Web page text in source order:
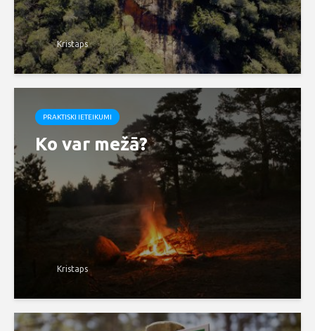
Kristaps
PRAKTISKI IETEIKUMI
Ko var mežā?
Kristaps